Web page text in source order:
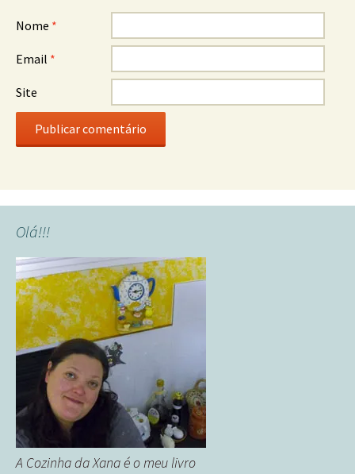
Nome *
Email *
Site
Olá!!!
A Cozinha da Xana é o meu livro